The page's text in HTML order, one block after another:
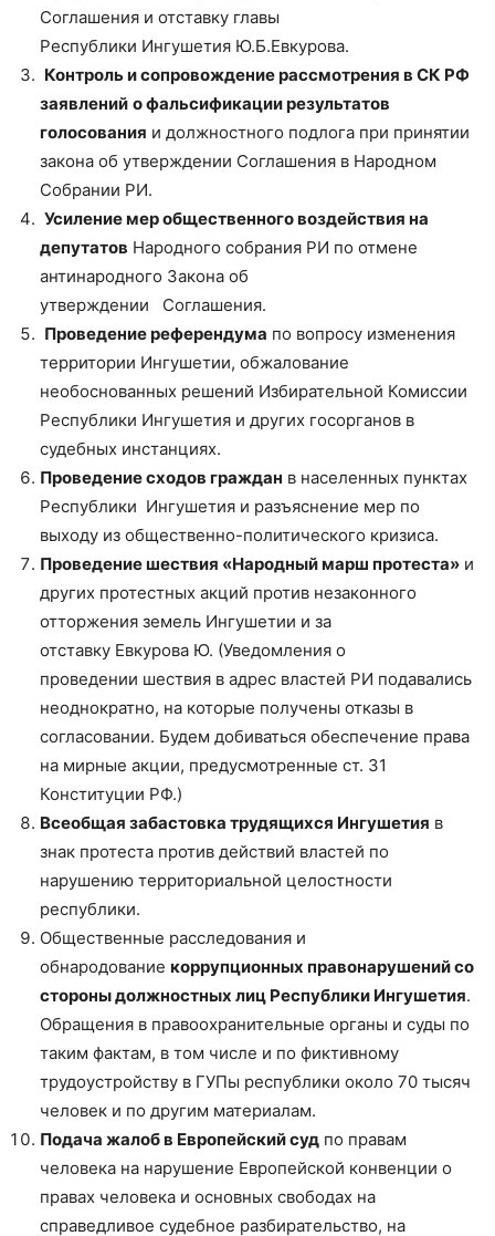
Соглашения и отставку главы
Республики Ингушетия Ю.Б.Евкурова.
Контроль и сопровождение рассмотрения в СК РФ
заявлений о фальсификации результатов
голосования и должностного подлога при принятии
закона об утверждении Соглашения в Народном
Собрании РИ.
Усиление мер общественного воздействия на
депутатов Народного собрания РИ по отмене
антинародного Закона об
утверждении Соглашения.
Проведение референдума по вопросу изменения
территории Ингушетии, обжалование
необоснованных решений Избирательной Комиссии
Республики Ингушетия и других госорганов в
судебных инстанциях.
Проведение сходов граждан в населенных пунктах
Республики Ингушетия и разъяснение мер по
выходу из общественно-политического кризиса.
Проведение шествия «Народный марш протеста» и
других протестных акций против незаконного
отторжения земель Ингушетии и за
отставку Евкурова Ю. (Уведомления о
проведении шествия в адрес властей РИ подавались
неоднократно, на которые получены отказы в
согласовании. Будем добиваться обеспечение права
на мирные акции, предусмотренные ст. 31
Конституции РФ.)
Всеобщая забастовка трудящихся Ингушетия в
знак протеста против действий властей по
нарушению территориальной целостности
республики.
Общественные расследования и
обнародование коррупционных правонарушений со
стороны должностных лиц Республики Ингушетия.
Обращения в правоохранительные органы и суды по
таким фактам, в том числе и по фиктивному
трудоустройству в ГУПы республики около 70 тысяч
человек и по другим материалам.
Подача жалоб в Европейский суд по правам
человека на нарушение Европейской конвенции о
правах человека и основных свободах на
справедливое судебное разбирательство, на